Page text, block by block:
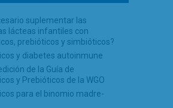
suplementar las
lácteas infantiles con
prebióticos y simbióticos?
y diabetes autoinmune
de la Guía de
y Prebióticos de la WGO
para el binomio madre-